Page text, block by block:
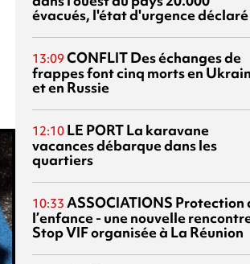
évacués, l'état d'urgence déclaré
13:09 CONFLITDes échanges de
frappes font cinq morts en
et en Russie
12:10 LE PORTLa karavane
vacances débarque dans les
quartiers
10:33 ASSOCIATIONS Protection
l’enfance - une nouvelle
Stop VIF organisée à La Réunion